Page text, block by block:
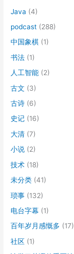
Java (4)
podcast (288)
中国象棋 (1)
书法 (1)
人工智能 (2)
古文 (3)
古诗 (6)
史记 (16)
大清 (7)
小说 (2)
技术 (18)
未分类 (41)
琐事 (132)
电台字幕 (1)
百年岁月感慨多 (17)
社区 (1)